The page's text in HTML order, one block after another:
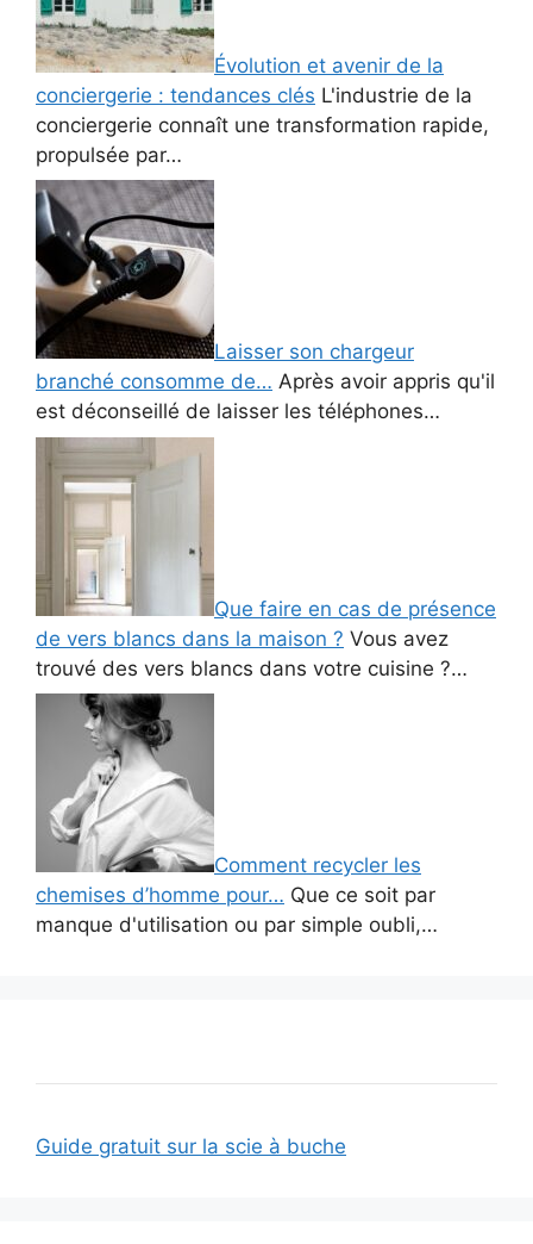
Évolution et avenir de la
conciergerie : tendances clés L'industrie de la
conciergerie connaît une transformation rapide,
propulsée par…
Laisser son chargeur
branché consomme de… Après avoir appris qu'il
est déconseillé de laisser les téléphones…
Que faire en cas de présence
de vers blancs dans la maison ? Vous avez
trouvé des vers blancs dans votre cuisine ?…
Comment recycler les
chemises d’homme pour… Que ce soit par
manque d'utilisation ou par simple oubli,…
Guide gratuit sur la scie à buche